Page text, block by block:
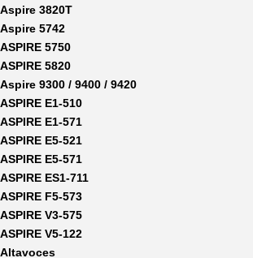
Aspire 3820T
Aspire 5742
ASPIRE 5750
ASPIRE 5820
Aspire 9300 / 9400 / 9420
ASPIRE E1-510
ASPIRE E1-571
ASPIRE E5-521
ASPIRE E5-571
ASPIRE ES1-711
ASPIRE F5-573
ASPIRE V3-575
ASPIRE V5-122
Altavoces